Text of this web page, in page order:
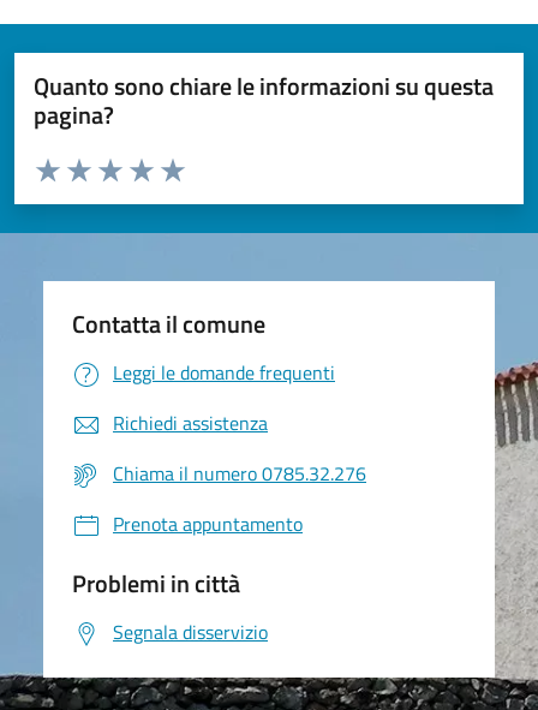
Quanto sono chiare le informazioni su questa
pagina?
Valuta da 1 a 5 stelle la pagina
Valuta 5 stelle su 5
Valuta 4 stelle su 5
Valuta 3 stelle su 5
Valuta 2 stelle su 5
Valuta 1 stelle su 5
Contatta il comune
Leggi le domande frequenti
Richiedi assistenza
Chiama il numero 0785.32.276
Prenota appuntamento
Problemi in città
Segnala disservizio